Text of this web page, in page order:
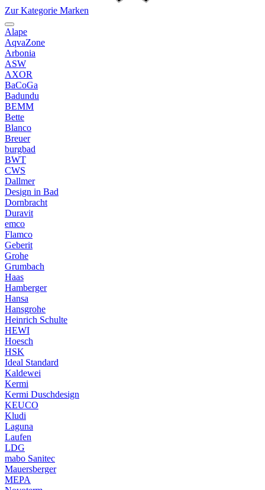
Zur Kategorie Marken
Alape
AqvaZone
Arbonia
ASW
AXOR
BaCoGa
Badundu
BEMM
Bette
Blanco
Breuer
burgbad
BWT
CWS
Dallmer
Design in Bad
Dornbracht
Duravit
emco
Flamco
Geberit
Grohe
Grumbach
Haas
Hamberger
Hansa
Hansgrohe
Heinrich Schulte
HEWI
Hoesch
HSK
Ideal Standard
Kaldewei
Kermi
Kermi Duschdesign
KEUCO
Kludi
Laguna
Laufen
LDG
mabo Sanitec
Mauersberger
MEPA